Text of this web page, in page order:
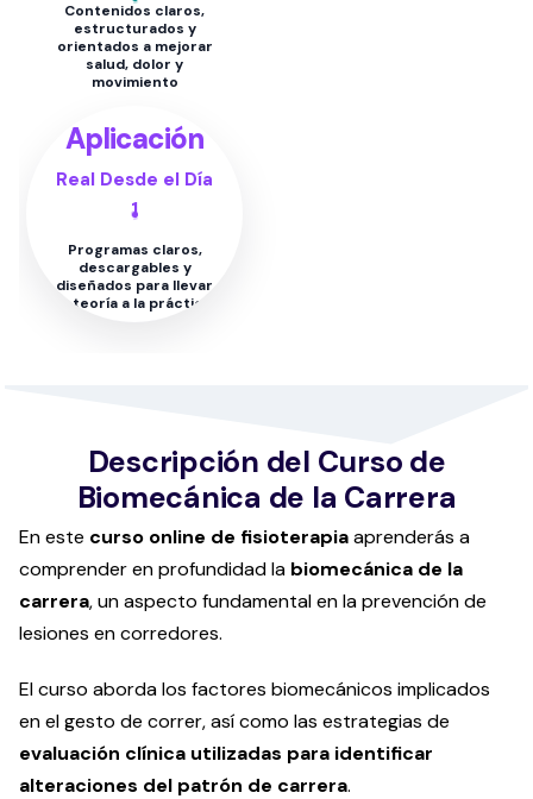
Contenidos claros,
estructurados y
orientados a mejorar
salud, dolor y
movimiento
Aplicación
Real Desde el Día
1
Programas claros,
descargables y
diseñados para llevar
la teoría a la práctica
Descripción del Curso de
Biomecánica de la Carrera
En este curso online de fisioterapiaaprenderás a
comprender en profundidad la biomecánica de la
carrera, un aspecto fundamental en la prevención de
lesiones en corredores.
El curso aborda los factores biomecánicos implicados
en el gesto de correr, así como las estrategias de
evaluación clínica utilizadas para identificar
alteraciones del patrón de carrera.